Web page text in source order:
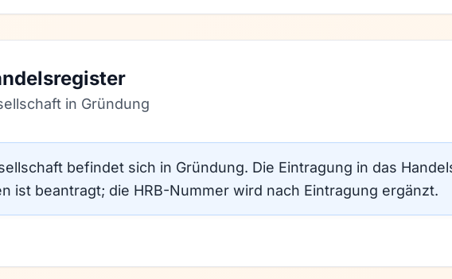
in Gründung
befindet sich in Gründung. Die Eintragung in das
ist beantragt; die HRB-Nummer wird nach Eintragung ergänzt.